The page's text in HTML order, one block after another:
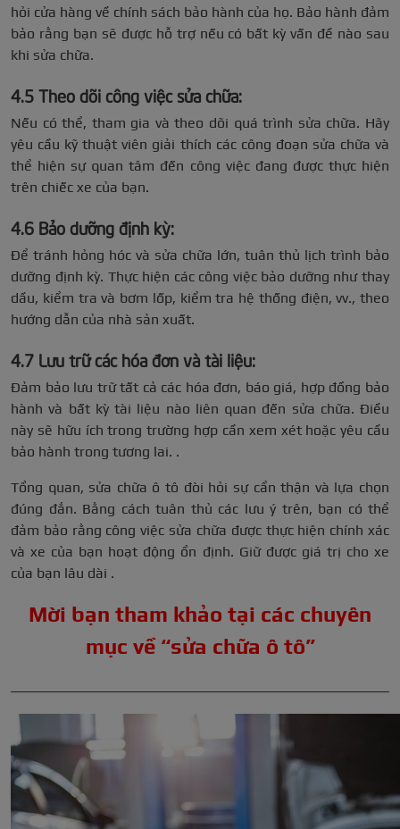
hỏi cửa hàng về chính sách bảo hành của họ. Bảo hành đảm
bảo rằng bạn sẽ được hỗ trợ nếu có bất kỳ vấn đề nào sau
khi sửa chữa.
4.5 Theo dõi công việc sửa chữa:
Nếu có thể, tham gia và theo dõi quá trình sửa chữa. Hãy
yêu cầu kỹ thuật viên giải thích các công đoạn sửa chữa và
thể hiện sự quan tâm đến công việc đang được thực hiện
trên chiếc xe của bạn.
4.6 Bảo dưỡng định kỳ:
Để tránh hỏng hóc và sửa chữa lớn, tuân thủ lịch trình bảo
dưỡng định kỳ. Thực hiện các công việc bảo dưỡng như thay
dầu, kiểm tra và bơm lốp, kiểm tra hệ thống điện, vv., theo
hướng dẫn của nhà sản xuất.
4.7 Lưu trữ các hóa đơn và tài liệu:
Đảm bảo lưu trữ tất cả các hóa đơn, báo giá, hợp đồng bảo
hành và bất kỳ tài liệu nào liên quan đến sửa chữa. Điều
này sẽ hữu ích trong trường hợp cần xem xét hoặc yêu cầu
bảo hành trong tương lai. .
Tổng quan, sửa chữa ô tô đòi hỏi sự cẩn thận và lựa chọn
đúng đắn. Bằng cách tuân thủ các lưu ý trên, bạn có thể
đảm bảo rằng công việc sửa chữa được thực hiện chính xác
và xe của bạn hoạt động ổn định. Giữ được giá trị cho xe
của bạn lâu dài .
Mời bạn tham khảo tại các chuyên
mục về “sửa chữa ô tô”